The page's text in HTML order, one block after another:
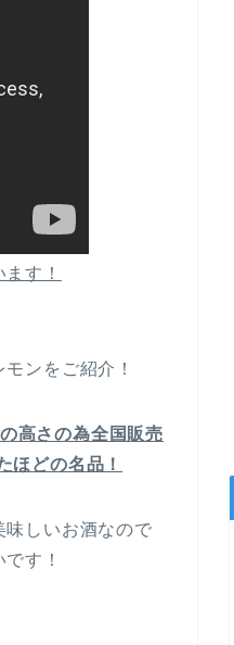
す！
ンをご紹介！
高さの為全国販売
ほどの名品！
味しいお酒なので
す！